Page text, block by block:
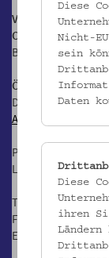
Otto Wagner
Baumgartner Höhe
Öffnungszeiten:
Di-Fr: 10-17 Uhr
Anfahrt
Postanschrift:
Laudongasse 15-
T: +43 1 406 89 05
F: +43 1 406 89 05.88
E:
Diese
Nicht-
sein
Daten
Diese
ihren
Ländern